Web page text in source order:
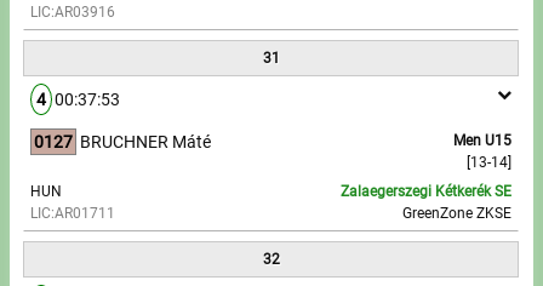
LIC:AR03916
31
4 00:37:53
0127
Men U15
[13-14]
BRUCHNER Máté
HUN
LIC:AR01711
Zalaegerszegi Kétkerék SE
GreenZone ZKSE
32